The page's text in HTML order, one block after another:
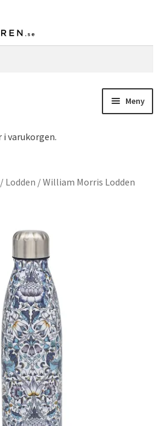
Meny
varukorgen.
/ Lodden /William Morris Lodden